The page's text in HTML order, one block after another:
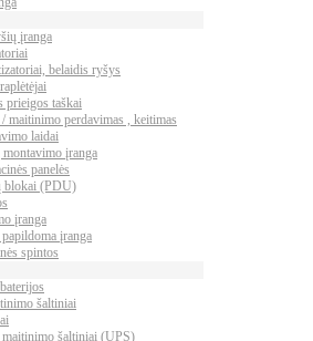
įranga
belaidis ryšys
prieigos taškai
maitinimo perdavimas , keitimas
laidai
įranga
panelės
blokai (PDU)
įranga
įranga
spintos
šaltiniai
šaltiniai (UPS)